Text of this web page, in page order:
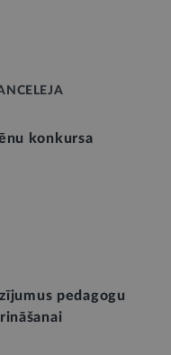
konkursa
pedagogu